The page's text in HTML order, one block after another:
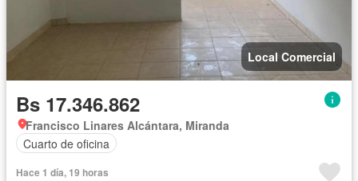
Local Comercial
Bs 17.346.862
Francisco Linares Alcántara, Miranda
Cuarto de oficina
Hace 1 día, 19 horas